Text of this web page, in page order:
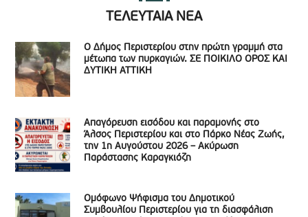
ΤΕΛΕΥΤΑΙΑ ΝΕΑ
Ο Δήμος Περιστερίου στην πρώτη γραμμή στα
μέτωπα των πυρκαγιών. ΣΕ ΠΟΙΚΙΛΟ ΟΡΟΣ ΚΑΙ
ΔΥΤΙΚΗ ΑΤΤΙΚΗ
Απαγόρευση εισόδου και παραμονής στο
Άλσος Περιστερίου και στο Πάρκο Νέας Ζωής,
την 1η Αυγούστου 2026 – Ακύρωση
Παράστασης Καραγκιόζη
Ομόφωνο Ψήφισμα του Δημοτικού
Συμβουλίου Περιστερίου για τη διασφάλιση